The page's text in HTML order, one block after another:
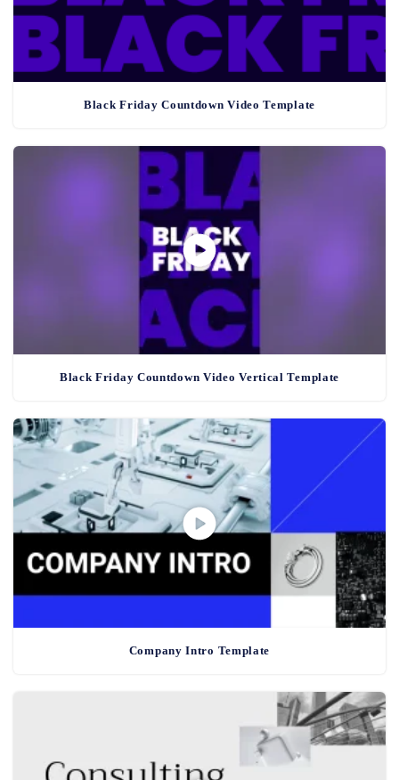
Black Friday Countdown Video Template
Black Friday Countdown Video Vertical Template
Company Intro Template